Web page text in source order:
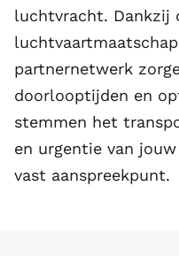
luchtvracht. Dankzij
partnernetwerk
doorlooptijden en
stemmen het
en urgentie van
vast aanspreekpunt.